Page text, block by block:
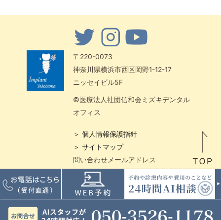
〒220-0073
神奈川県横浜市西区岡野1-12-17
ニッセイビル5F
©医療法人社団信和会ミズキデンタル
オフィス
＞ 個人情報保護指針
＞ サイトマップ
問い合わせメールアドレス
center-office@shika-implant.jp